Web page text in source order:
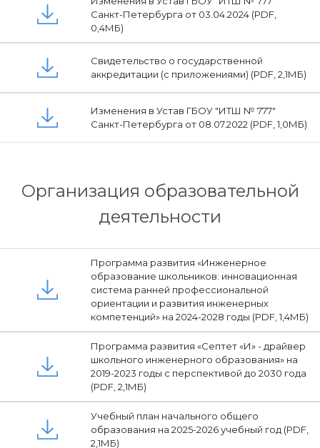
Санкт-Петербурга от 03.04.2024 (PDF,
0,4МБ)
Свидетельство о государственной
аккредитации (с приложениями) (PDF, 2,1МБ)
Изменения в Устав ГБОУ "ИТШ № 777"
Санкт-Петербурга от 08.07.2022 (PDF, 1,0МБ)
Организация образовательной
деятельности
Программа развития «Инженерное
образование школьников: инновационная
система ранней профессиональной
ориентации и развития инженерных
компетенций» на 2024-2028 годы (PDF, 1,4МБ)
Программа развития «Септет «И» - драйвер
школьного инженерного образования» на
2019-2023 годы с перспективой до 2030 года
(PDF, 2,1МБ)
Учебный план начального общего
образования на 2025-2026 учебный год (PDF,
2,1МБ)